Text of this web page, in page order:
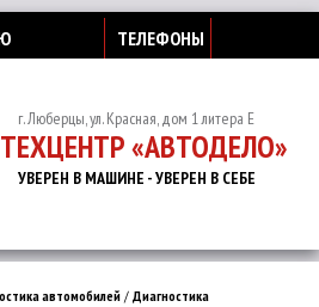
ТЕЛЕФОНЫ
г. Люберцы, ул. Красная, дом 1 литера Е
ТЕХЦЕНТР «АВТОДЕЛО»
УВЕРЕН В МАШИНЕ - УВЕРЕН В СЕБЕ
автомобилей / Диагностика